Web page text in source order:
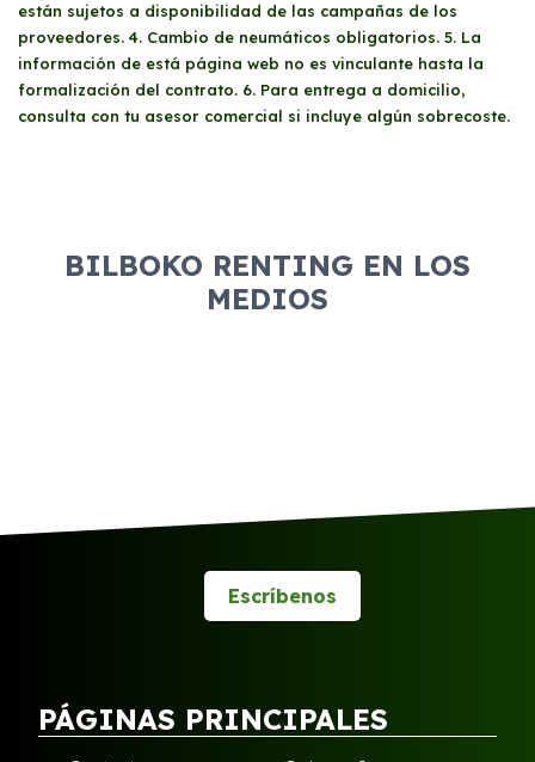
están sujetos a disponibilidad de las campañas de los
proveedores. 4. Cambio de neumáticos obligatorios. 5. La
información de está página web no es vinculante hasta la
formalización del contrato. 6. Para entrega a domicilio,
consulta con tu asesor comercial si incluye algún sobrecoste.
BILBOKO RENTING EN LOS
MEDIOS
Escríbenos
PÁGINAS PRINCIPALES